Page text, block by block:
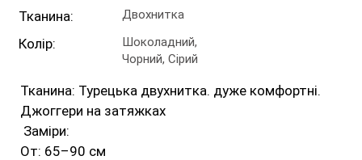
Тканина: Двохнитка
Колір:
Шоколадний,
Чорний, Сірий
Тканина: Турецька двухнитка. дуже комфортні.
Джоггери на затяжках
Заміри:
От: 65–90 см